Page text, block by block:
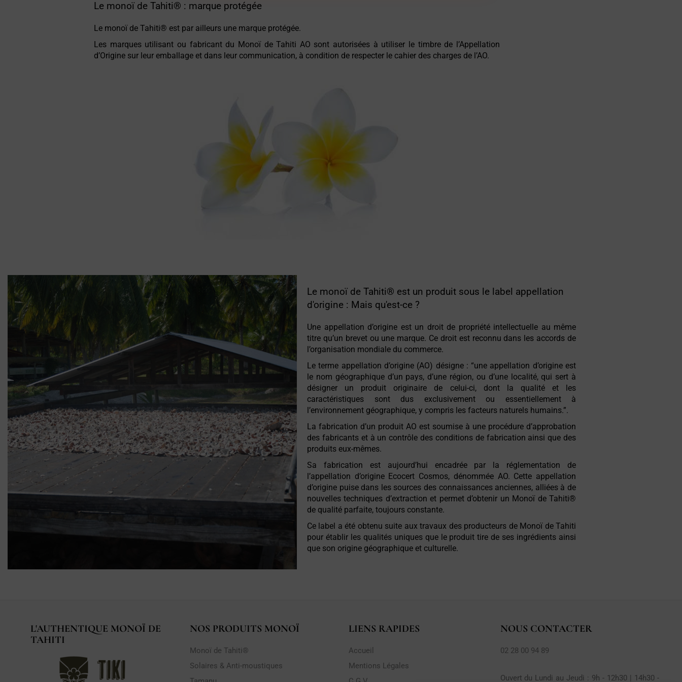
Le monoï de Tahiti® : marque protégée
Le monoï de Tahiti® est par ailleurs une marque protégée.
Les marques utilisant ou fabricant du Monoï de Tahiti AO sont autorisées à utiliser le timbre de l’Appellation
d’Origine sur leur emballage et dans leur communication, à condition de respecter le cahier des charges de l’AO.
Le monoï de Tahiti® est un produit sous le label appellation
d'origine : Mais qu'est-ce ?
Une appellation d’origine est un droit de propriété intellectuelle au même
titre qu’un brevet ou une marque. Ce droit est reconnu dans les accords de
l’organisation mondiale du commerce.
Le terme appellation d’origine (AO) désigne : “une appellation d’origine est
le nom géographique d’un pays, d’une région, ou d’une localité, qui sert à
désigner un produit originaire de celui-ci, dont la qualité et les
caractéristiques sont dus exclusivement ou essentiellement à
l’environnement géographique, y compris les facteurs naturels humains.”.
La fabrication d’un produit AO est soumise à une procédure d’approbation
des fabricants et à un contrôle des conditions de fabrication ainsi que des
produits eux-mêmes.
Sa fabrication est aujourd’hui encadrée par la réglementation de
l’appellation d’origine Ecocert Cosmos, dénommée AO. Cette appellation
d’origine puise dans les sources des connaissances anciennes, alliées à de
nouvelles techniques d’extraction et permet d’obtenir un Monoï de Tahiti®
de qualité parfaite, toujours constante.
Ce label a été obtenu suite aux travaux des producteurs de Monoï de Tahiti
pour établir les qualités uniques que le produit tire de ses ingrédients ainsi
que son origine géographique et culturelle.
L'AUTHENTIQUE MONOÏ DE
TAHITI
NOS PRODUITS MONOÏ
Monoï de Tahiti®
Solaires & Anti-moustiques
LIENS RAPIDES
Accueil
Mentions Légales
NOUS CONTACTER
02 28 00 94 89
Ouvert du Lundi au Jeudi : 9h - 12h30 | 14h30 -